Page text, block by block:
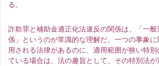
る。
詐欺罪と補助金適正化法違反の関係は、「一般
係」というのが常識的な理解だ。一つの事象
用される法律があるのに、適用範囲が狭い特
ている場合は、法の趣旨として、その特別法